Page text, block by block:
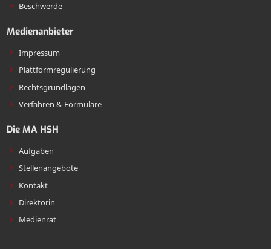
Beschwerde
Medienanbieter
Impressum
Plattformregulierung
Rechtsgrundlagen
Verfahren & Formulare
Die MA HSH
Aufgaben
Stellenangebote
Kontakt
Direktorin
Medienrat